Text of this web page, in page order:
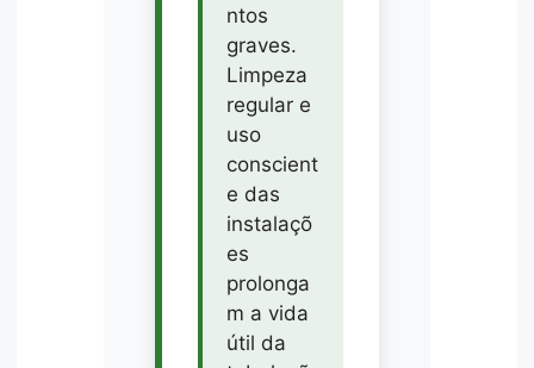
ntos
graves.
Limpeza
regular e
uso
conscient
e das
instalaçõ
es
prolonga
m a vida
útil da